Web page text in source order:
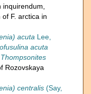
inquirendum
F. arctica in
acuta Lee,
acuta
Thompsonites
Rozovskaya
centralis(Say,